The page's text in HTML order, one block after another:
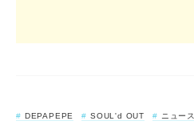
DEPAPEPE SOUL'd OUT ニュース